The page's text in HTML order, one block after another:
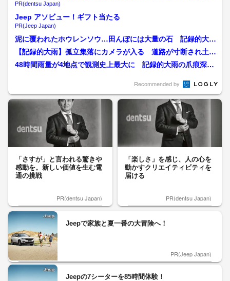
る
PR(dentsu Japan)
Jeep アソビュー！ギフト当たる
PR(Jeep Japan)
泥に覆われたホウレンソウ…田んぼには大量の石 記録的大雨
で被災した仙北市上桧木内...
【記録的大雨】孤立集落にカメラが入る 道路が寸断され土砂
崩れや倒木多数 熊本県内...
48時間雨量が4地点で観測史上最大に 記録的大雨の爪痕深
Recommended by
「さすが」と言われる驚きや
感動を。新しい価値を生む電
通の挑戦
PR(dentsu Japan)
「楽しさ」を感じ、人の心を
動かすクリエイティビティを
届ける
PR(dentsu Japan)
Jeepで家族と夏一番の大冒険へ！
PR(Jeep Japan)
Jeepの7シーターを85時間体験！